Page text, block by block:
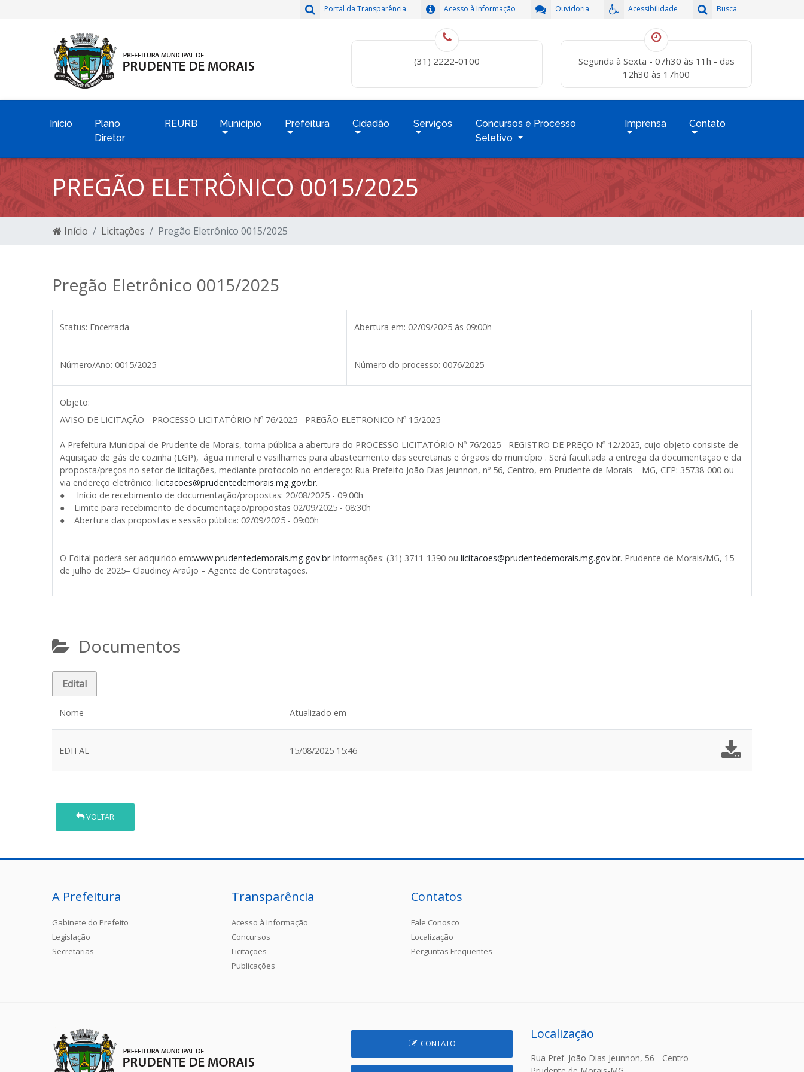
Busca
Acessibilidade
Ouvidoria
Acesso à Informação
Portal da Transparência
(31) 2222-0100
Segunda à Sexta - 07h30 às 11h - das
12h30 às 17h00
Início
Plano
Diretor
REURB Município Prefeitura Cidadão Serviços
Concursos e Processo
Seletivo
Imprensa Contato
PREGÃO ELETRÔNICO 0015/2025
Início Licitações Pregão Eletrônico 0015/2025
Pregão Eletrônico 0015/2025
Status: Encerrada Abertura em: 02/09/2025 às 09:00h
Número/Ano: 0015/2025 Número do processo: 0076/2025
Objeto:
AVISO DE LICITAÇÃO - PROCESSO LICITATÓRIO Nº 76/2025 - PREGÃO ELETRONICO Nº 15/2025
A Prefeitura Municipal de Prudente de Morais, torna pública a abertura do PROCESSO LICITATÓRIO Nº 76/2025 - REGISTRO DE PREÇO Nº 12/2025, cujo objeto consiste de
Aquisição de gás de cozinha (LGP), água mineral e vasilhames para abastecimento das secretarias e órgãos do município . Será facultada a entrega da documentação e da
proposta/preços no setor de licitações, mediante protocolo no endereço: Rua Prefeito João Dias Jeunnon, nº 56, Centro, em Prudente de Morais – MG, CEP: 35738-000 ou
via endereço eletrônico: licitacoes@prudentedemorais.mg.gov.br.
● Início de recebimento de documentação/propostas: 20/08/2025 - 09:00h
● Limite para recebimento de documentação/propostas 02/09/2025 - 08:30h
● Abertura das propostas e sessão pública: 02/09/2025 - 09:00h
O Edital poderá ser adquirido em:www.prudentedemorais.mg.gov.brInformações: (31) 3711-1390 ou licitacoes@prudentedemorais.mg.gov.br. Prudente de Morais/MG, 15
de julho de 2025– Claudiney Araújo – Agente de Contratações.
Documentos
Edital
Nome Atualizado em
EDITAL 15/08/2025 15:46
VOLTAR
A Prefeitura
Gabinete do Prefeito
Legislação
Secretarias
Transparência
Acesso à Informação
Concursos
Licitações
Publicações
Contatos
Fale Conosco
Localização
Perguntas Frequentes
CONTATO
Localização
Rua Pref. João Dias Jeunnon, 56 - Centro